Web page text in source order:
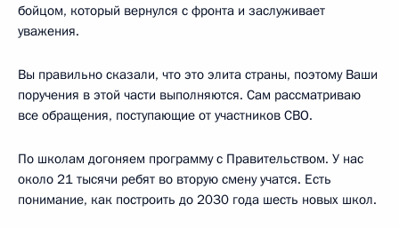
бойцом, который вернулся с фронта и заслуживает
уважения.
Вы правильно сказали, что это элита страны, поэтому Ваши
поручения в этой части выполняются. Сам рассматриваю
все обращения, поступающие от участников СВО.
По школам догоняем программу с Правительством. У нас
около 21 тысячи ребят во вторую смену учатся. Есть
понимание, как построить до 2030 года шесть новых школ.